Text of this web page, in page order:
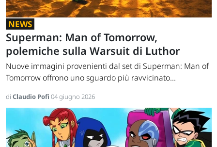
NEWS
Superman: Man of Tomorrow,
polemiche sulla Warsuit di Luthor
Nuove immagini provenienti dal set di Superman: Man of
Tomorrow offrono uno sguardo più ravvicinato...
di Claudio Pofi 04 giugno 2026